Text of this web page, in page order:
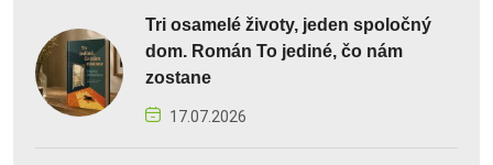
Tri osamelé životy, jeden spoločný
dom. Román To jediné, čo nám
zostane
17.07.2026